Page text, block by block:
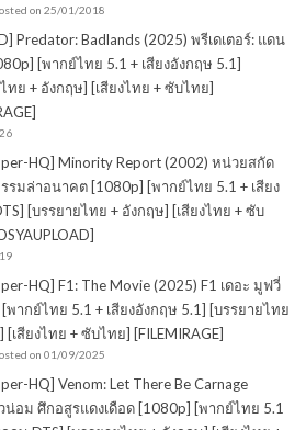
on 25/01/2018
Predator: Badlands (2025) พรีเดเตอร์: แดน
[พากย์ไทย 5.1 + เสียงอังกฤษ 5.1]
ทย + อังกฤษ] [เสียงไทย + ซับไทย]
HQ] Minority Report (2002) หน่วยสกัด
รมล่าอนาคต [1080p] [พากย์ไทย 5.1 + เสียง
[บรรยายไทย + อังกฤษ] [เสียงไทย + ซับ
HQ] F1: The Movie (2025) F1 เดอะ มูฟวี่
พากย์ไทย 5.1 + เสียงอังกฤษ 5.1] [บรรยายไทย
[เสียงไทย + ซับไทย] [FILEMIRAGE]
on 01/09/2025
HQ] Venom: Let There Be Carnage
น่อม ศึกอสูรแดงเดือด [1080p] [พากย์ไทย 5.1